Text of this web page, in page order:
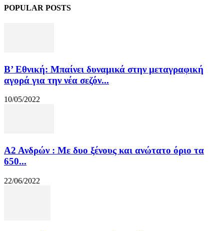
POPULAR POSTS
Β’ Εθνική: Μπαίνει δυναμικά στην μεταγραφική
αγορά για την νέα σεζόν...
10/05/2022
Α2 Ανδρών : Με δυο ξένους και ανώτατο όριο τα
650...
22/06/2022